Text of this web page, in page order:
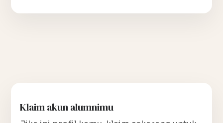
Klaim akun alumnimu